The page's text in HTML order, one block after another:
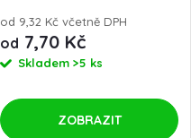
od 9,32 Kč včetně DPH
od 7,70 Kč
Skladem >5 ks
ZOBRAZIT